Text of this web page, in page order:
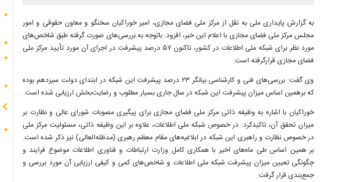
به گزارش پایداری ملی به نقل از مرکز ملی فضای مجازی، امیر خوراکیان سخنگو و معاون حقوقی و امور
مجلس مرکز ملی فضای مجازی با اعلام این خبر، افزود: باتوجه به بررسی‌های صورت گرفته طبق شاخص‌های
مورد نظر برای شبکه ملی اطلاعات در کشور، تاکنون ۵۷ درصد پیشرفت در اجرای آن مورد تأیید مرکز ملی
فضای مجازی قرارگرفته است.
وی گفت: بررسی‌های فنی و کارشناسی بیانگر ۲۳ درصد پیشرفت این شبکه در ابتدای دولت سیزدهم بوده
که برهمین اساس میزان پیشرفت این شبکه در سال جاری بسیار مطلوب و رضایت‌بخش ارزیابی شده است.
خوراکیان با اشاره به وظیفه ذاتی مرکز ملی فضای مجازی برای پیگیری مصوبات شورای عالی و نظارت بر
میزان تحقق آن، تاکیدکرد: در خصوص شبکه ملی اطلاعات، علاوه بر این وظیفه ذاتی، مسئولیت مرکز ملی
در خصوص نظارت و راهبری این شبکه در ابلاغیه‌های مقام معظم رهبری (مدظله‌العالی) نیز ذکر شده است.
بر همین اساس طی ماه‌های اخیر با همکاری کامل وزارت ارتباطات و فناوری اطلاعات موضوع فرایند و
چگونگی تعیین میزان پیشرفت شبکه ملی اطلاعات و شاخص‌های کمی و کیفی ارزیابی آن مورد بررسی و
جمع‌بندی قرار گرفت.